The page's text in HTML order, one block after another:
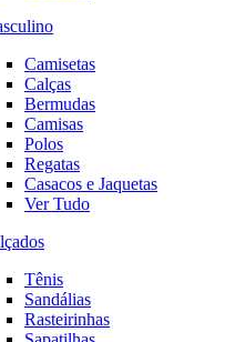
Camisetas
Calças
Bermudas
Camisas
Polos
Regatas
Casacos e Jaquetas
Ver Tudo
Tênis
Sandálias
Rasteirinhas